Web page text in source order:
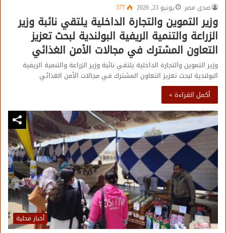
صدى مصر
يونيو 23, 2026 577
وزير التموين والتجارة الداخلية يلتقي نائبة وزير
الزراعة والتنمية الريفية البولندية لبحث تعزيز
التعاون المشترك في مجالات الأمن الغذائي
وزير التموين والتجارة الداخلية يلتقي نائبة وزير الزراعة والتنمية الريفية
البولندية لبحث تعزيز التعاون المشترك في مجالات الأمن الغذائي
أكمل القراءة »
أخبار محلية